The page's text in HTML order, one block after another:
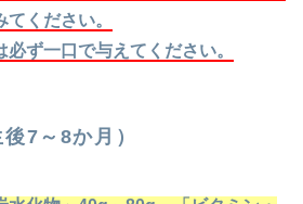
ください。
ず一口で与えてください。
7～8か月）